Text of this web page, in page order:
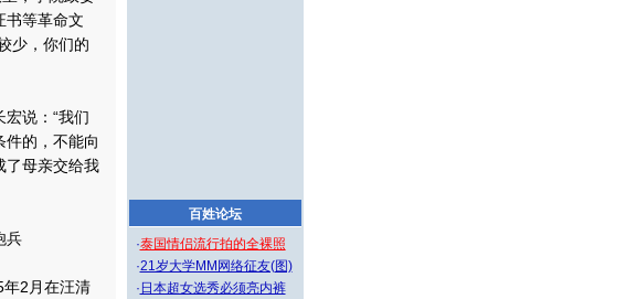
书等革命文
少，你们的
说：“我们
件的，不能向
了母亲交给我
兵
2月在汪清
百姓论坛
·泰国情侣流行拍的全裸照
·21岁大学MM网络征友(图)
· 日本超女选秀必须亮内裤